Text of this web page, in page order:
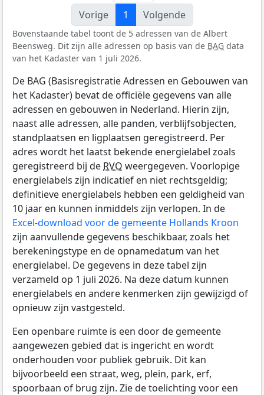
Vorige
1 Volgende
Bovenstaande tabel toont de 5 adressen van de Albert
Beensweg. Dit zijn alle adressen op basis van de BAG data
van het Kadaster van 1 juli 2026.
De BAG (Basisregistratie Adressen en Gebouwen van
het Kadaster) bevat de officiële gegevens van alle
adressen en gebouwen in Nederland. Hierin zijn,
naast alle adressen, alle panden, verblijfsobjecten,
standplaatsen en ligplaatsen geregistreerd. Per
adres wordt het laatst bekende energielabel zoals
geregistreerd bij de RVO weergegeven. Voorlopige
energielabels zijn indicatief en niet rechtsgeldig;
definitieve energielabels hebben een geldigheid van
10 jaar en kunnen inmiddels zijn verlopen. In de
Excel-download voor de gemeente Hollands Kroon
zijn aanvullende gegevens beschikbaar, zoals het
berekeningstype en de opnamedatum van het
energielabel. De gegevens in deze tabel zijn
verzameld op 1 juli 2026. Na deze datum kunnen
energielabels en andere kenmerken zijn gewijzigd of
opnieuw zijn vastgesteld.
Een openbare ruimte is een door de gemeente
aangewezen gebied dat is ingericht en wordt
onderhouden voor publiek gebruik. Dit kan
bijvoorbeeld een straat, weg, plein, park, erf,
spoorbaan of brug zijn. Zie de toelichting voor een